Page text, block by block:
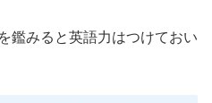
鑑みると英語力はつけておい